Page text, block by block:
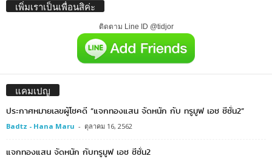
เพิ่มเราเป็นเพื่อนสิค่ะ
ติดตาม Line ID @tidjor
แคมเปญ
ประกาศหมายเลขผู้โชคดี “แจกทองแสน จัดหนัก กับ ทรูมูฟ เอช ซีซั่น2”
Badtz - Hana Maru - ตุลาคม 16, 2562
แจกทองแสน จัดหนัก กับทรูมูฟ เอช ซีซั่น2